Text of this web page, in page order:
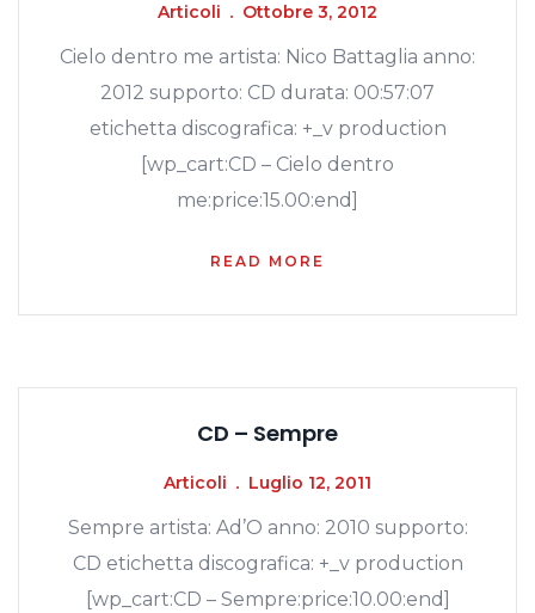
Articoli Ottobre 3, 2012
Cielo dentro me artista: Nico Battaglia anno:
2012 supporto: CD durata: 00:57:07
etichetta discografica: +_v production
[wp_cart:CD – Cielo dentro
me:price:15.00:end]
READ MORE
CD – Sempre
Articoli Luglio 12, 2011
Sempre artista: Ad’O anno: 2010 supporto:
CD etichetta discografica: +_v production
[wp_cart:CD – Sempre:price:10.00:end]